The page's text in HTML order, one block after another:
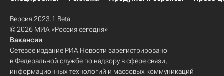
Версия 2023.1 Beta
© 2026 МИА «Россия сегодня»
Вакансии
Сетевое издание РИА Новости зарегистрировано
в Федеральной службе по надзору в сфере связи,
информационных технологий и массовых коммуникаций